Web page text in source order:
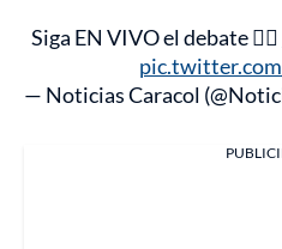
Siga EN VIVO el debate 👉🏻
— Noticias Caracol